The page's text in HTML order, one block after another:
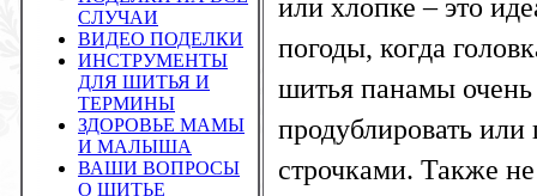
СЛУЧАИ
ВИДЕО ПОДЕЛКИ
ИНСТРУМЕНТЫ
ДЛЯ ШИТЬЯ И
ТЕРМИНЫ
ЗДОРОВЬЕ МАМЫ
И МАЛЫША
ВАШИ ВОПРОСЫ
О ШИТЬЕ
или хлопке – это
погоды, когда
шитья панамы
продублировать
строчками. Также